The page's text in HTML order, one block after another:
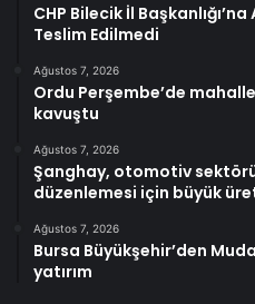
CHP Bilecik İl
Teslim Edilmedi
Ağustos 7, 2026
Ordu Perşembe’de
kavuştu
Ağustos 7, 2026
Şanghay, otomotiv
düzenlemesi için büyük
Ağustos 7, 2026
Bursa Büyükşehir’den
yatırım